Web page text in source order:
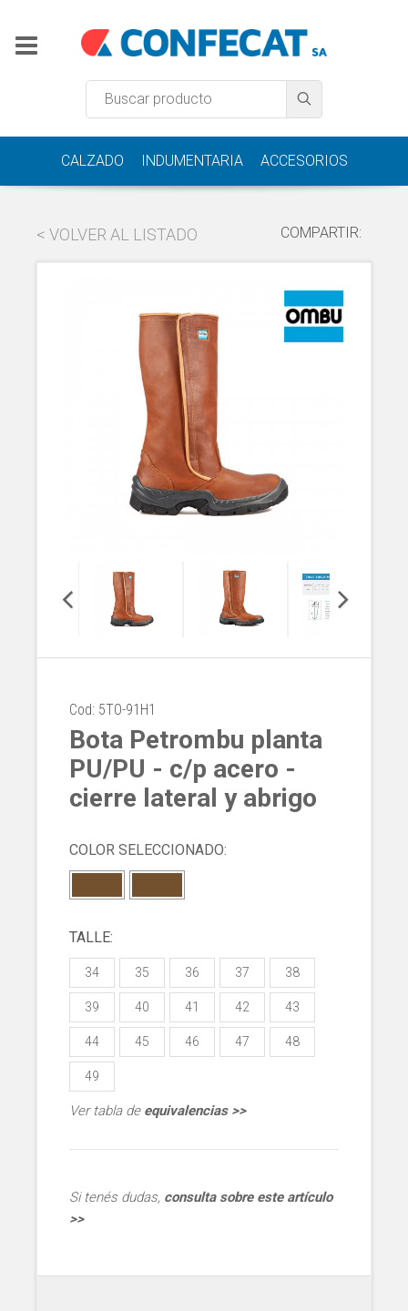
CALZADO INDUMENTARIA ACCESORIOS
< VOLVER AL LISTADO COMPARTIR:
Cod: 5TO-91H1
Bota Petrombu planta
PU/PU - c/p acero -
cierre lateral y abrigo
COLOR SELECCIONADO:
TALLE:
34 35 36 37 38
39 40 41 42 43
44 45 46 47 48
49
Ver tabla de equivalencias >>
Si tenés dudas, consulta sobre este artículo
>>